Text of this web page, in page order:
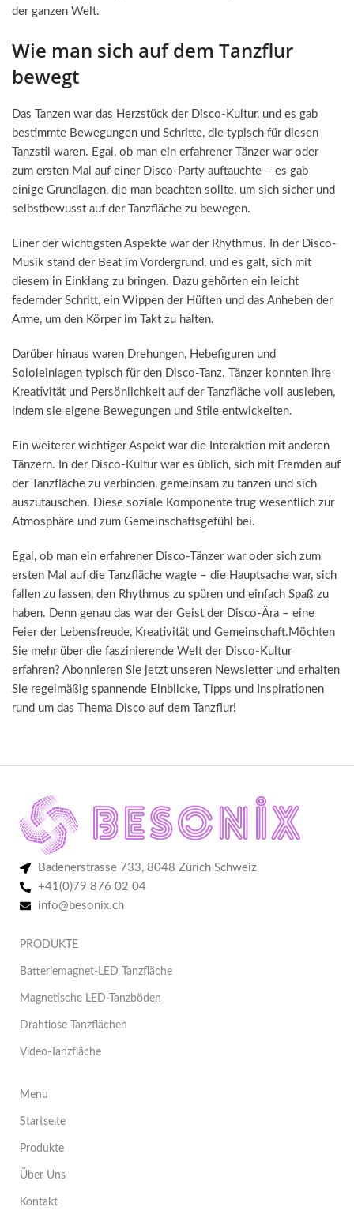
der ganzen Welt.
Wie man sich auf dem Tanzflur
bewegt
Das Tanzen war das Herzstück der Disco-Kultur, und es gab
bestimmte Bewegungen und Schritte, die typisch für diesen
Tanzstil waren. Egal, ob man ein erfahrener Tänzer war oder
zum ersten Mal auf einer Disco-Party auftauchte – es gab
einige Grundlagen, die man beachten sollte, um sich sicher und
selbstbewusst auf der Tanzfläche zu bewegen.
Einer der wichtigsten Aspekte war der Rhythmus. In der Disco-
Musik stand der Beat im Vordergrund, und es galt, sich mit
diesem in Einklang zu bringen. Dazu gehörten ein leicht
federnder Schritt, ein Wippen der Hüften und das Anheben der
Arme, um den Körper im Takt zu halten.
Darüber hinaus waren Drehungen, Hebefiguren und
Sololeinlagen typisch für den Disco-Tanz. Tänzer konnten ihre
Kreativität und Persönlichkeit auf der Tanzfläche voll ausleben,
indem sie eigene Bewegungen und Stile entwickelten.
Ein weiterer wichtiger Aspekt war die Interaktion mit anderen
Tänzern. In der Disco-Kultur war es üblich, sich mit Fremden auf
der Tanzfläche zu verbinden, gemeinsam zu tanzen und sich
auszutauschen. Diese soziale Komponente trug wesentlich zur
Atmosphäre und zum Gemeinschaftsgefühl bei.
Egal, ob man ein erfahrener Disco-Tänzer war oder sich zum
ersten Mal auf die Tanzfläche wagte – die Hauptsache war, sich
fallen zu lassen, den Rhythmus zu spüren und einfach Spaß zu
haben. Denn genau das war der Geist der Disco-Ära – eine
Feier der Lebensfreude, Kreativität und Gemeinschaft.Möchten
Sie mehr über die faszinierende Welt der Disco-Kultur
erfahren? Abonnieren Sie jetzt unseren Newsletter und erhalten
Sie regelmäßig spannende Einblicke, Tipps und Inspirationen
rund um das Thema Disco auf dem Tanzflur!
Badenerstrasse 733, 8048 Zürich Schweiz
+41(0)79 876 02 04
info@besonix.ch
PRODUKTE
Batteriemagnet-LED Tanzfläche
Magnetische LED-Tanzböden
Drahtlose Tanzflächen
Video-Tanzfläche
Menu
Startseıte
Produkte
Über Uns
Kontakt